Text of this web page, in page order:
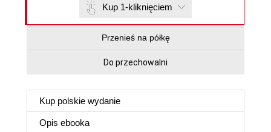
Kup 1-kliknięciem
Przenieś na półkę
Do przechowalni
Kup polskie wydanie
Opis ebooka